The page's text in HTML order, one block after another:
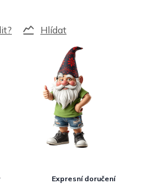
Hlídat
Expresní doručení